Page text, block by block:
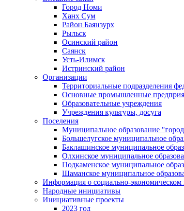
Город Номи
Ханх Сум
Район Баянзурх
Рыльск
Осинский район
Саянск
Усть-Илимск
Истринский район
Организации
Территориальные подразделения
Основные промышленные
Образовательные учреждения
Учреждения культуры, досуга
Поселения
Муниципальное образование
Большелугское муниципальное
Баклашинское муниципальное
Олхинское муниципальное
Подкаменское муниципальное
Шаманское муниципальное
Информация о социально-
Народные инициативы
Инициативные проекты
2023 год